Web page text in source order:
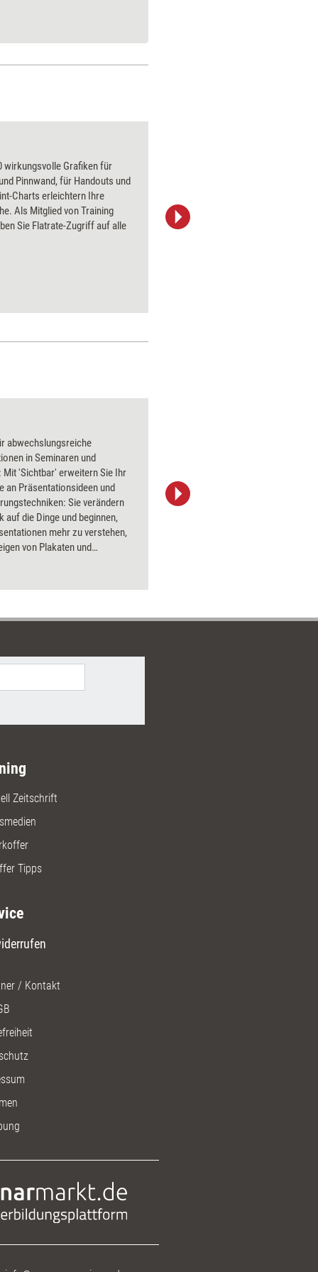
wirkungsvolle Grafiken für
Pinnwand, für Handouts und
Charts erleichtern Ihre
Als Mitglied von Training
Sie Flatrate-Zugriff auf alle
abwechslungsreiche
in Seminaren und
Sie Ihr
an Präsentationsideen und
Sie verändern
auf die Dinge und beginnen,
mehr zu verstehen,
von Plakaten und
die das unkomplizierte
Vorbereitung eher knapp.
in Seminaren und
Axel Rachow & Johannes Sauer
Zeitschrift
Tipps
/ Kontakt